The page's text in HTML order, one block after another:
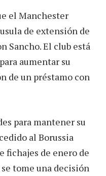
el Manchester
de extensión de
Sancho. El club está
aumentar su
de un préstamo con
para mantener su
al Borussia
fichajes de enero de
tome una decisión